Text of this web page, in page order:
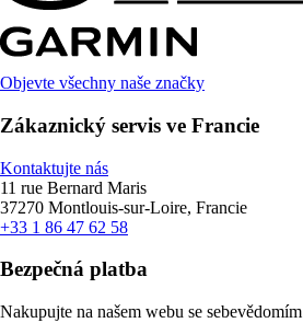
Objevte všechny naše značky
Zákaznický servis ve Francie
Kontaktujte nás
11 rue Bernard Maris
37270 Montlouis-sur-Loire, Francie
+33 1 86 47 62 58
Bezpečná platba
Nakupujte na našem webu se sebevědomím